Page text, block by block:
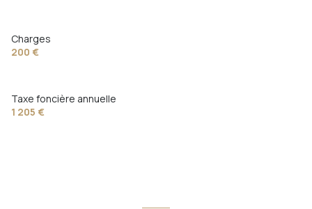
ascenseur
Charges
200 €
Taxe foncière annuelle
1 205 €